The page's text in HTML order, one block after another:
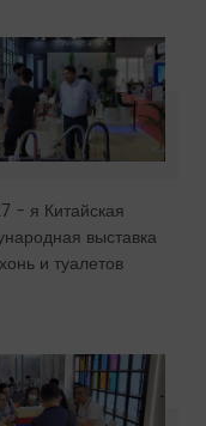
- я Китайская
выставка
и туалетов